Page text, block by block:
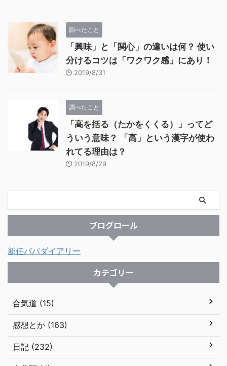
調べたこと
「興味」と「関心」の違いは何？ 使い
分けるコツは「ワクワク感」にあり！
2019/8/31
調べたこと
「高を括る（たかをくくる）」ってど
ういう意味？ 「高」という漢字が使わ
れてる理由は？
2019/8/29
ブログロール
新任パパダイアリー
カテゴリー
合気道 (15)
感想とか (163)
日記 (232)